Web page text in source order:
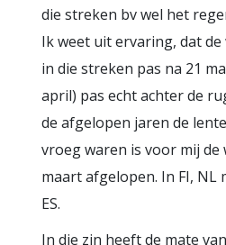
die streken bv wel het
Ik weet uit ervaring, dat
in die streken pas na 21
april) pas echt achter de
de afgelopen jaren de
vroeg waren is voor mij de
maart afgelopen. In FI, NL
ES.
In die zin heeft de mate